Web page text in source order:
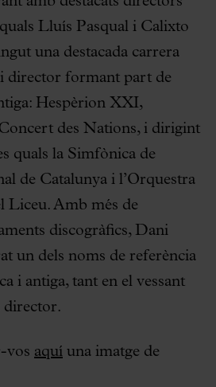
quals Lluís Pasqual i Calixto
una destacada carrera
director formant part de
Hespèrion XXI,
des Nations, i dirigint
quals la Simfònica de
de Catalunya i l’Orquestra
Liceu. Amb més de
discogràfics, Dani
un dels noms de referència
i antiga, tant en el vessant
director.
vos aquí una imatge de